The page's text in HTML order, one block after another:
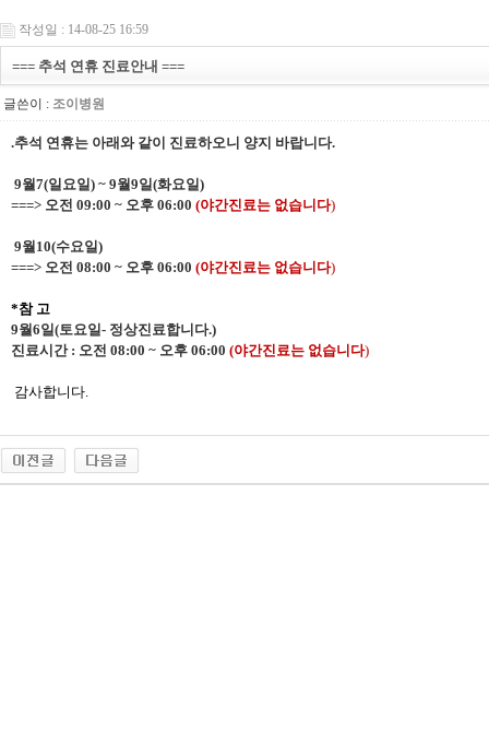
작성일 : 14-08-25 16:59
=== 추석 연휴 진료안내 ===
글쓴이 : 조이병원
.추석 연휴는 아래와 같이 진료하오니 양지 바랍니다.
9월7(일요일) ~ 9월9일(화요일)
===> 오전 09:00 ~ 오후 06:00 (야간진료는 없습니다)
9월10(수요일)
===> 오전 08:00 ~ 오후 06:00 (야간진료는 없습니다)
*참 고
9월6일(토요일- 정상진료합니다.)
진료시간 : 오전 08:00 ~ 오후 06:00 (야간진료는 없습니다)
감사합니다.